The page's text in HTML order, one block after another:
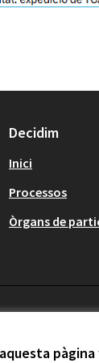
pàgina
Decidim
Inici
Processos
Òrgans de